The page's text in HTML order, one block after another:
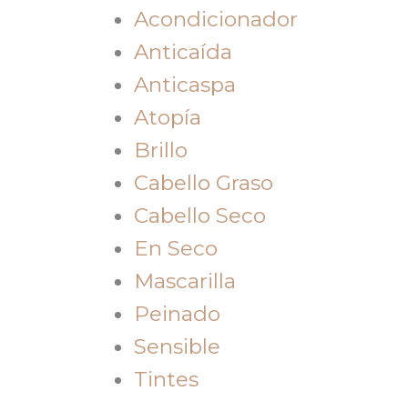
Acondicionador
Anticaída
Anticaspa
Atopía
Brillo
Cabello Graso
Cabello Seco
En Seco
Mascarilla
Peinado
Sensible
Tintes